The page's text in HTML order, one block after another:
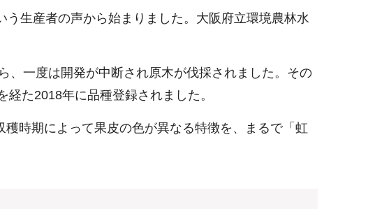
う生産者の声から始まりました。大阪府立環境農林水
、一度は開発が中断され原木が伐採されました。その
た2018年に品種登録されました。
時期によって果皮の色が異なる特徴を、まるで「虹